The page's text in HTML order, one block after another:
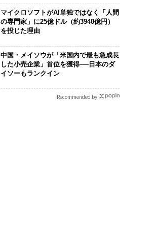
マイクロソフトがAI単独ではなく「人間
の専門家」に25億ドル（約3940億円）
を投じた理由
中国・メイソウが「米国内で最も急成長
した小売企業」首位を獲得──日本のダ
イソーもランクイン
Recommended by